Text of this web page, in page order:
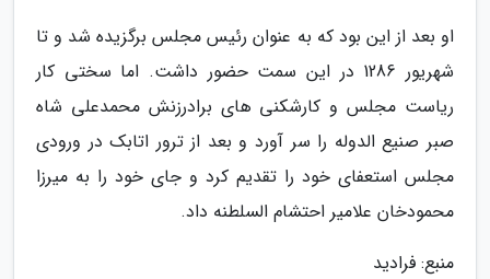
او بعد از این بود که به عنوان رئیس مجلس برگزیده شد و تا
شهریور 1286 در این سمت حضور داشت. اما سختی کار
ریاست مجلس و کارشکنی های برادرزنش محمدعلی شاه
صبر صنیع الدوله را سر آورد و بعد از ترور اتابک در ورودی
مجلس استعفای خود را تقدیم کرد و جای خود را به میرزا
محمودخان علامیر احتشام السلطنه داد.
منبع: فرادید